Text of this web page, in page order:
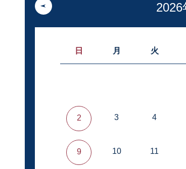
日 月 火
2 3 4
9 10 11